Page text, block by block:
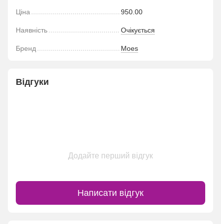
Ціна 950.00
Наявність Очікується
Бренд Moes
Відгуки
Додайте перший відгук
Написати відгук